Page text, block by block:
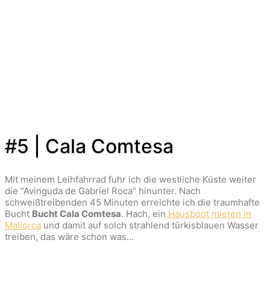
#5 | Cala Comtesa
Mit meinem Leihfahrrad fuhr ich die westliche Küste weiter
die “Avinguda de Gabriel Roca” hinunter. Nach
schweißtreibenden 45 Minuten erreichte ich die traumhafte
Bucht Bucht Cala Comtesa. Hach, ein Hausboot mieten in
Mallorca und damit auf solch strahlend türkisblauen Wasser
treiben, das wäre schon was…